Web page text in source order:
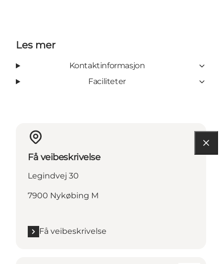
Les mer
Kontaktinformasjon
Faciliteter
Få veibeskrivelse
Legindvej 30
7900 Nykøbing M
Få veibeskrivelse